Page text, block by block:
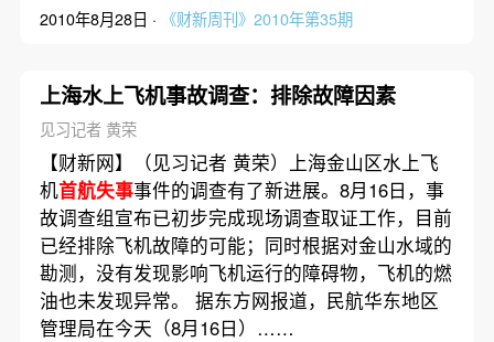
2010年8月28日 · 《财新周刊》2010年第35期
上海水上飞机事故调查：排除故障因素
见习记者 黄荣
【财新网】（见习记者 黄荣）上海金山区水上飞
机首航失事事件的调查有了新进展。8月16日，事
故调查组宣布已初步完成现场调查取证工作，目前
已经排除飞机故障的可能；同时根据对金山水域的
勘测，没有发现影响飞机运行的障碍物，飞机的燃
油也未发现异常。 据东方网报道，民航华东地区
管理局在今天（8月16日）……